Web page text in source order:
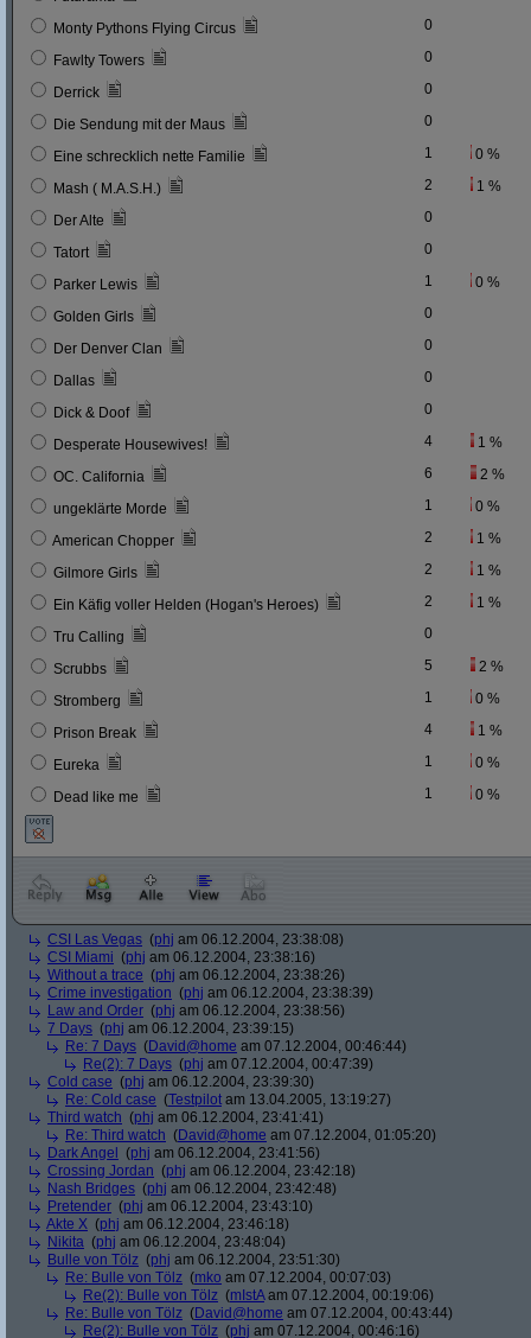
Monty Pythons Flying Circus 0
Fawlty Towers 0
Derrick 0
Die Sendung mit der Maus 0
Eine schrecklich nette Familie 1 0 %
Mash ( M.A.S.H.) 2 1 %
Der Alte 0
Tatort 0
Parker Lewis 1 0 %
Golden Girls 0
Der Denver Clan 0
Dallas 0
Dick & Doof 0
Desperate Housewives! 4 1 %
OC. California 6 2 %
ungeklärte Morde 1 0 %
American Chopper 2 1 %
Gilmore Girls 2 1 %
Ein Käfig voller Helden (Hogan's Heroes) 2 1 %
Tru Calling 0
Scrubbs 5 2 %
Stromberg 1 0 %
Prison Break 4 1 %
Eureka 1 0 %
Dead like me 1 0 %
CSI Las Vegas (phj am 06.12.2004, 23:38:08)
CSI Miami (phj am 06.12.2004, 23:38:16)
Without a trace (phj am 06.12.2004, 23:38:26)
Crime investigation (phj am 06.12.2004, 23:38:39)
Law and Order (phj am 06.12.2004, 23:38:56)
7 Days (phj am 06.12.2004, 23:39:15)
Re: 7 Days (David@home am 07.12.2004, 00:46:44)
Re(2): 7 Days (phj am 07.12.2004, 00:47:39)
Cold case (phj am 06.12.2004, 23:39:30)
Re: Cold case (Testpilot am 13.04.2005, 13:19:27)
Third watch (phj am 06.12.2004, 23:41:41)
Re: Third watch (David@home am 07.12.2004, 01:05:20)
Dark Angel
(phj am 06.12.2004, 23:41:56)
Crossing Jordan (phj am 06.12.2004, 23:42:18)
Nash Bridges (phj am 06.12.2004, 23:42:48)
Pretender (phj am 06.12.2004, 23:43:10)
Akte X (phj am 06.12.2004, 23:46:18)
Nikita (phj am 06.12.2004, 23:48:04)
Bulle von Tölz (phj am 06.12.2004, 23:51:30)
Re: Bulle von Tölz (mko am 07.12.2004, 00:07:03)
Re(2): Bulle von Tölz (mIstAam 07.12.2004, 00:19:06)
Re: Bulle von Tölz (David@home am 07.12.2004, 00:43:44)
Re(2): Bulle von Tölz (phj am 07.12.2004, 00:46:16)